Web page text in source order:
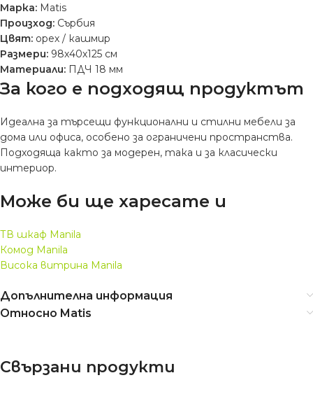
Марка: Matis
Произход: Сърбия
Цвят: орех / кашмир
Размери: 98х40х125 см
Материали: ПДЧ 18 мм
За кого е подходящ продуктът
Идеална за търсещи функционални и стилни мебели за
дома или офиса, особено за ограничени пространства.
Подходяща както за модерен, така и за класически
интериор.
Може би ще харесате и
ТВ шкаф Manila
Комод Manila
Висока витрина Manila
Допълнителна информация
Относно Matis
Свързани продукти